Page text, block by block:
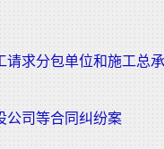
请求分包单位和施工总
司等合同纠纷案